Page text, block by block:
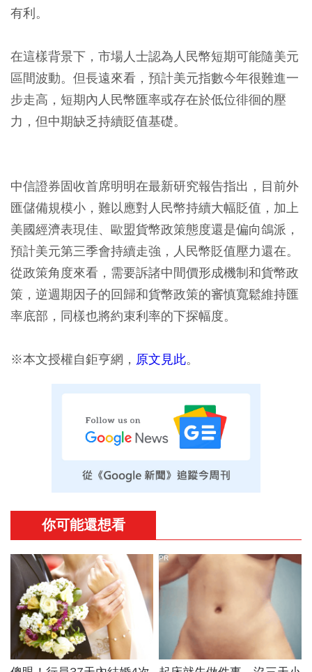
有利。
在這樣背景下，市場人士認為人民幣短期可能隨美元
區間波動。但長遠來看，預計美元指數今年很難進一
步走高，短期內人民幣匯率或存在於低位徘徊的壓
力，但中期缺乏持續貶值基礎。
中信證券固收首席明明在最新研究報告指出，目前外
匯儲備規模小，難以應對人民幣持續大幅貶值，加上
美國經濟表現佳、歐盟貨幣政策態度還是偏向鴿派，
預計美元第三季會持續走強，人民幣貶值壓力還在。
從政策角度來看，需要訴諸中間價形成機制和貨幣政
策，逆週期因子的回歸和貨幣政策的審慎寬鬆維持匯
率底部，同樣也將約束利率的下探幅度。
※本文授權自鉅亨網， 原文見此。